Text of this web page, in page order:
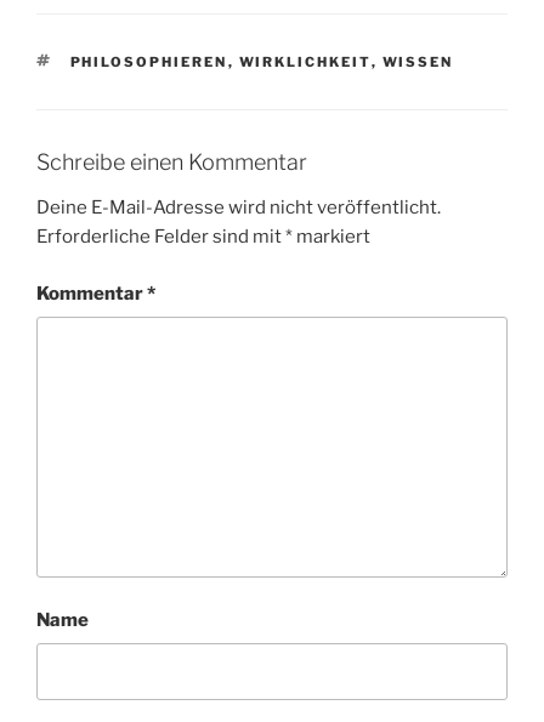
SCHLAGWÖRTER
PHILOSOPHIEREN , WIRKLICHKEIT, WISSEN
Schreibe einen Kommentar
Deine E-Mail-Adresse wird nicht veröffentlicht.
Erforderliche Felder sind mit* markiert
Kommentar*
Name